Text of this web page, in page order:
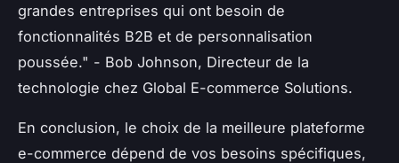
grandes entreprises qui ont besoin de
fonctionnalités B2B et de personnalisation
poussée." - Bob Johnson, Directeur de la
technologie chez Global E-commerce Solutions.
En conclusion, le choix de la meilleure plateforme
e-commerce dépend de vos besoins spécifiques,